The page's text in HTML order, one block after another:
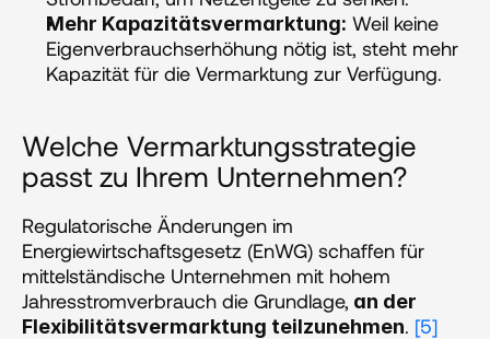
Mehr Kapazitätsvermarktung: Weil keine
Eigenverbrauchserhöhung nötig ist, steht mehr
Kapazität für die Vermarktung zur Verfügung.
Welche Vermarktungsstrategie
passt zu Ihrem Unternehmen?
‍Regulatorische Änderungen im
Energiewirtschaftsgesetz (EnWG) schaffen für
mittelständische Unternehmen mit hohem
Jahresstromverbrauch die Grundlage, an der
Flexibilitätsvermarktung teilzunehmen. [5]